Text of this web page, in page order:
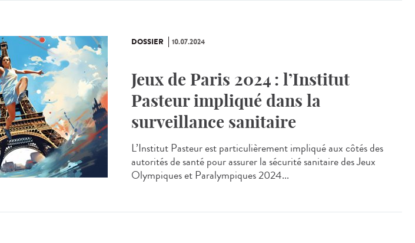
DOSSIER 10.07.2024
Jeux de Paris 2024 : l’Institut
Pasteur impliqué dans la
surveillance sanitaire
L’Institut Pasteur est particulièrement impliqué aux côtés des
autorités de santé pour assurer la sécurité sanitaire des Jeux
Olympiques et Paralympiques 2024...